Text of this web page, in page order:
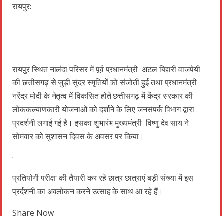
रायपुर:
रायपुर स्थित नालंदा परिसर में पूर्व प्रधानमंत्री अटल बिहारी वाजपेयी
की छत्तीसगढ़ से जुड़ी सुंदर स्मृतियों को संजोती हुई तथा प्रधानमंत्री
नरेंद्र मोदी के नेतृत्व में विकसित होते छत्तीसगढ़ में केंद्र सरकार की
लोककल्याणकारी योजनाओं को दर्शाने के लिए जनसंपर्क विभाग द्वारा
प्रदर्शनी लगाई गई है। इसका शुभारंभ मुख्यमंत्री विष्णु देव साय ने
सोमवार को सुशासन दिवस के अवसर पर किया।
प्रतियोगी परीक्षा की तैयारी कर रहे छात्र छात्राएं बड़ी संख्या में इस
प्रर्दशनी का अवलोकन करने उत्साह के साथ आ रहे हैं।
Share Now